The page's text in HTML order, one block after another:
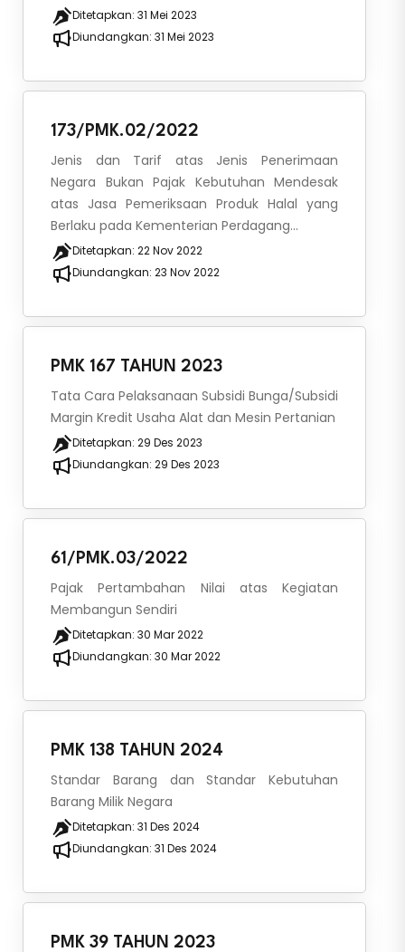
Ditetapkan: 31 Mei 2023
Diundangkan: 31 Mei 2023
173/PMK.02/2022
Jenis dan Tarif atas Jenis Penerimaan
Negara Bukan Pajak Kebutuhan Mendesak
atas Jasa Pemeriksaan Produk Halal yang
Berlaku pada Kementerian Perdagang...
Ditetapkan: 22 Nov 2022
Diundangkan: 23 Nov 2022
PMK 167 TAHUN 2023
Tata Cara Pelaksanaan Subsidi Bunga/Subsidi
Margin Kredit Usaha Alat dan Mesin Pertanian
Ditetapkan: 29 Des 2023
Diundangkan: 29 Des 2023
61/PMK.03/2022
Pajak Pertambahan Nilai atas Kegiatan
Membangun Sendiri
Ditetapkan: 30 Mar 2022
Diundangkan: 30 Mar 2022
PMK 138 TAHUN 2024
Standar Barang dan Standar Kebutuhan
Barang Milik Negara
Ditetapkan: 31 Des 2024
Diundangkan: 31 Des 2024
PMK 39 TAHUN 2023